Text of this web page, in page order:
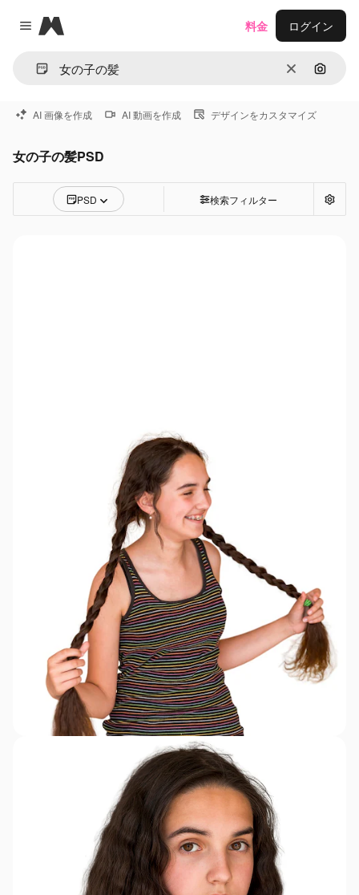
Close menu
Magnific
消去 画像で
料金 ログイン
AI 画像を作成 AI 動画を作成 デザインをカスタマイズ
女の子の髪PSD
PSD 検索フィルター